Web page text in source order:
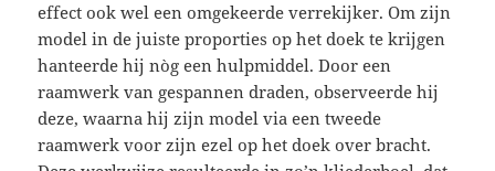
effect ook wel een omgekeerde verrekijker. Om zijn
model in de juiste proporties op het doek te krijgen
hanteerde hij nòg een hulpmiddel. Door een
raamwerk van gespannen draden, observeerde hij
deze, waarna hij zijn model via een tweede
raamwerk voor zijn ezel op het doek over bracht.